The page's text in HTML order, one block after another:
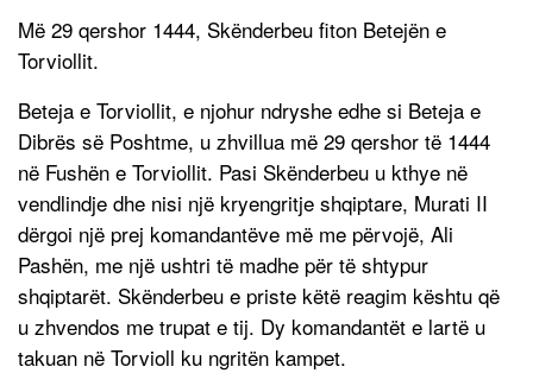
Më 29 qershor 1444, Skënderbeu fiton Betejën e
Torviollit.
Beteja e Torviollit, e njohur ndryshe edhe si Beteja e
Dibrës së Poshtme, u zhvillua më 29 qershor të 1444
në Fushën e Torviollit. Pasi Skënderbeu u kthye në
vendlindje dhe nisi një kryengritje shqiptare, Murati II
dërgoi një prej komandantëve më me përvojë, Ali
Pashën, me një ushtri të madhe për të shtypur
shqiptarët. Skënderbeu e priste këtë reagim kështu që
u zhvendos me trupat e tij. Dy komandantët e lartë u
takuan në Torvioll ku ngritën kampet.